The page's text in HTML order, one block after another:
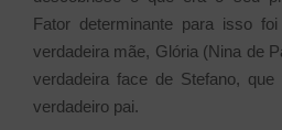
Fator determinante para isso
verdadeira mãe, Glória (Nina de
verdadeira face de Stefano,
verdadeiro pai.